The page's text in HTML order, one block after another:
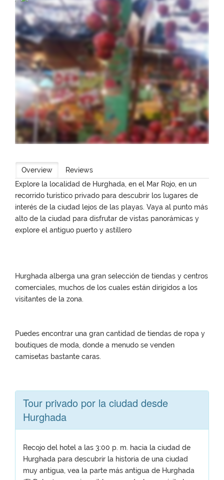
Overview
Reviews
Explore la localidad de Hurghada, en el Mar Rojo, en un
recorrido turístico privado para descubrir los lugares de
interés de la ciudad lejos de las playas. Vaya al punto más
alto de la ciudad para disfrutar de vistas panorámicas y
explore el antiguo puerto y astillero
Hurghada alberga una gran selección de tiendas y centros
comerciales, muchos de los cuales están dirigidos a los
visitantes de la zona.
Puedes encontrar una gran cantidad de tiendas de ropa y
boutiques de moda, donde a menudo se venden
camisetas bastante caras.
Tour privado por la ciudad desde
Hurghada
Recojo del hotel a las 3:00 p. m. hacia la ciudad de
Hurghada para descubrir la historia de una ciudad
muy antigua, vea la parte más antigua de Hurghada